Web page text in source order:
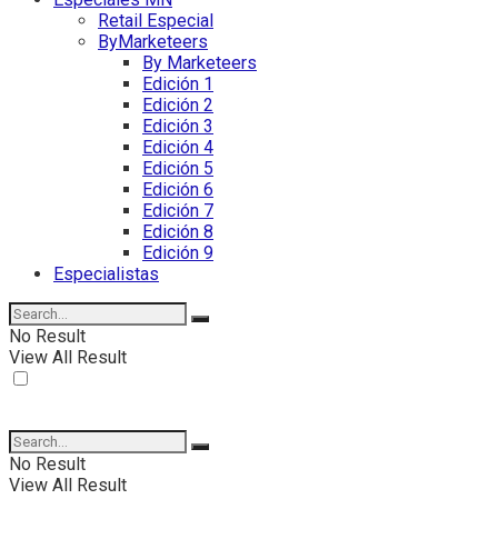
Retail Especial
ByMarketeers
By Marketeers
Edición 1
Edición 2
Edición 3
Edición 4
Edición 5
Edición 6
Edición 7
Edición 8
Edición 9
Especialistas
No Result
View All Result
No Result
View All Result